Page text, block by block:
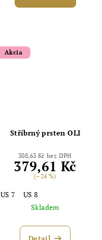
Akcia
Stříbrný prsten OLI
308,63 Kč bez DPH
379,61 Kč
(–24 %)
US 7
US 8
Skladem